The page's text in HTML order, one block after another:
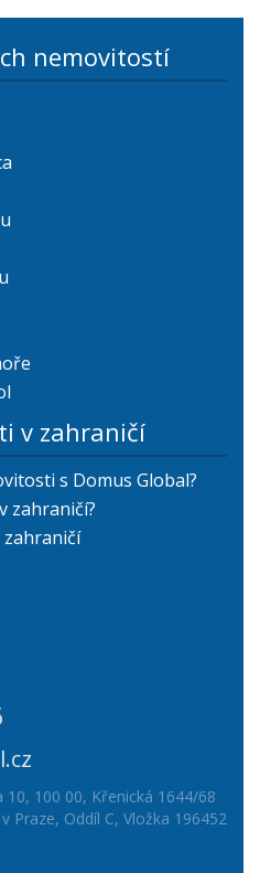
nemovitostí
v zahraničí
s Domus Global?
zahraničí?
100 00, Křenická 1644/68
Praze, Oddíl C, Vložka 196452